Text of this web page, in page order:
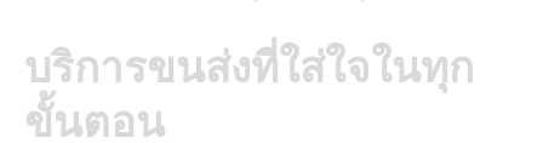
บริการขนส่งที่ใส่ใจในทุก
ขั้นตอน